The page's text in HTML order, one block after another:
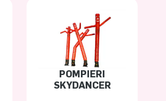
POMPIERI
SKYDANCER